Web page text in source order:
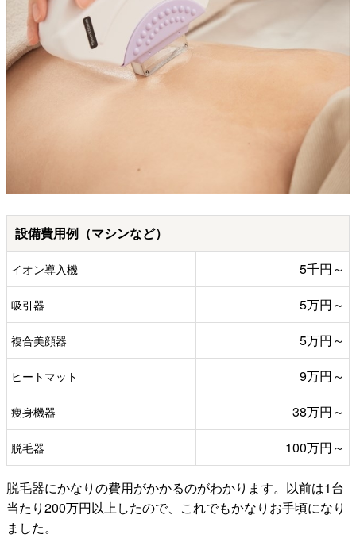
設備費用例（マシンなど）
イオン導入機 5千円～
吸引器 5万円～
複合美顔器 5万円～
ヒートマット 9万円～
痩身機器 38万円～
脱毛器 100万円～
脱毛器にかなりの費用がかかるのがわかります。以前は1台
当たり200万円以上したので、これでもかなりお手頃になり
ました。